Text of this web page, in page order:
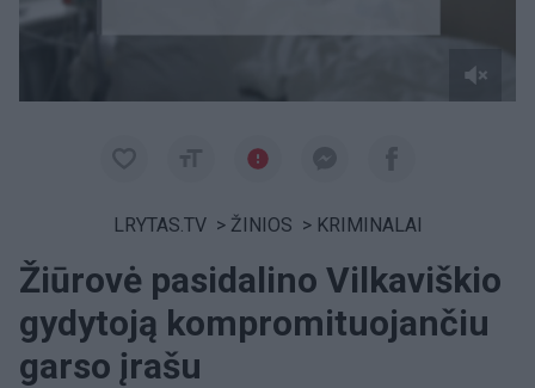
LRYTAS.TV > ŽINIOS > KRIMINALAI
Žiūrovė pasidalino Vilkaviškio
gydytoją kompromituojančiu
garso įrašu